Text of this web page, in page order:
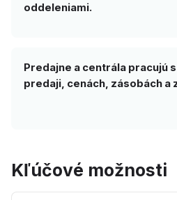
oddeleniami.
Predajne a centrála pracujú
predaji, cenách, zásobách a
Kľúčové možnosti